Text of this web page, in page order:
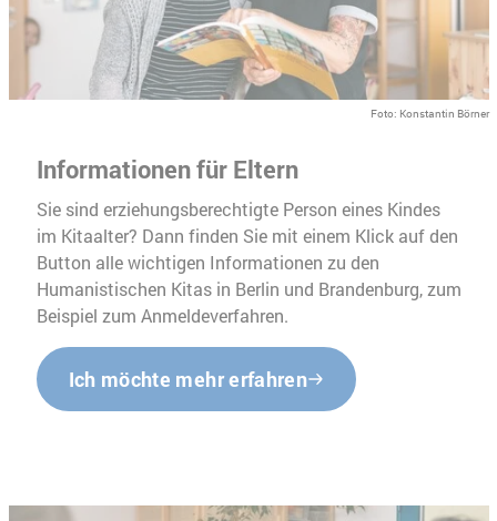
Foto: Konstantin Börner
Informationen für Eltern
Sie sind erziehungsberechtigte Person eines Kindes
im Kitaalter? Dann finden Sie mit einem Klick auf den
Button alle wichtigen Informationen zu den
Humanistischen Kitas in Berlin und Brandenburg, zum
Beispiel zum Anmeldeverfahren.
Ich möchte mehr erfahren